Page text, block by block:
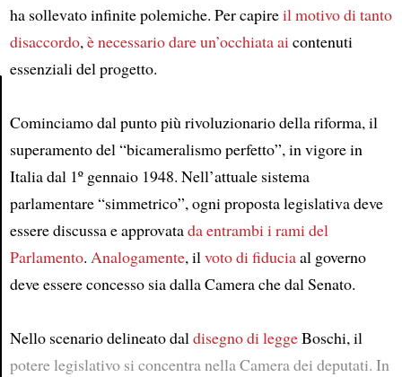
Article
ha sollevato infinite polemiche. Per capireil motivo di tanto
disaccordo,è necessario dare un’occhiata aicontenuti
essenziali del progetto.
Cominciamo dal punto più rivoluzionario della riforma, il
superamento del “bicameralismo perfetto”, in vigore in
Italia dal 1º gennaio 1948. Nell’attuale sistema
parlamentare “simmetrico”, ogni proposta legislativa deve
essere discussa e approvatada entrambi i rami del
Parlamento. Analogamente, ilvoto di fiduciaal governo
deve essere concesso sia dalla Camera che dal Senato.
Nello scenario delineato daldisegno di leggeBoschi, il
potere legislativo si concentra nella Camera dei deputati. In